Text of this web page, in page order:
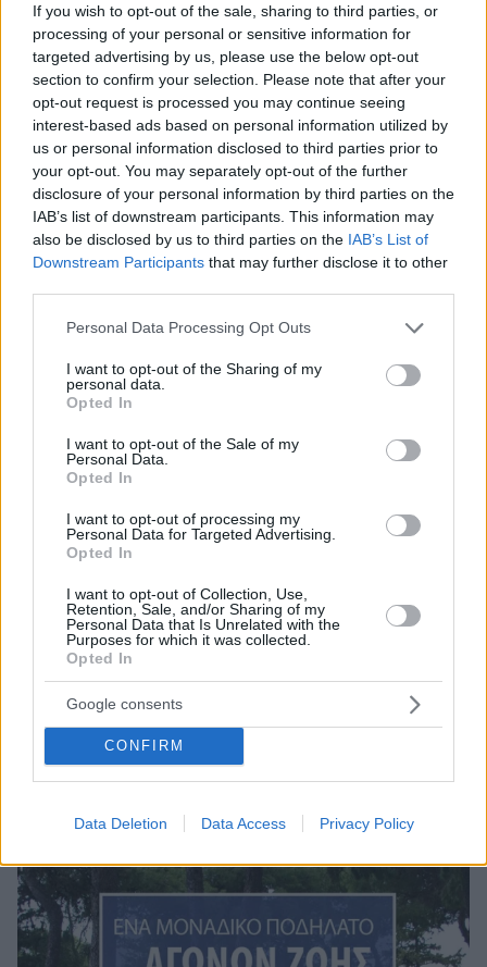
If you wish to opt-out of the sale, sharing to third parties, or
processing of your personal or sensitive information for
targeted advertising by us, please use the below opt-out
section to confirm your selection. Please note that after your
opt-out request is processed you may continue seeing
interest-based ads based on personal information utilized by
us or personal information disclosed to third parties prior to
your opt-out. You may separately opt-out of the further
disclosure of your personal information by third parties on the
IAB’s list of downstream participants. This information may
also be disclosed by us to third parties on the IAB’s List of
Downstream Participants that may further disclose it to other
Please note that this website/app uses one or more Google
not limited to your visit or usage behaviour. You may click to
grant or deny consent to Google and its third-party tags to
use your data for below specified purposes in below Google
consent section.
Personal Data Processing Opt Outs
I want to opt-out of the Sharing of my
personal data.
Opted In
I want to opt-out of the Sale of my
Personal Data.
Opted In
I want to opt-out of processing my
Personal Data for Targeted Advertising.
Opted In
I want to opt-out of Collection, Use,
Retention, Sale, and/or Sharing of my
Personal Data that Is Unrelated with the
Purposes for which it was collected.
Opted In
Google consents
CONFIRM
Data Deletion Data Access Privacy Policy
Η 13χρονη κόρη της Κριστίνα Άπλγκεϊτ διαγνώστηκε με
το σύνδρομο ορθοστατικής ταχυκαρδίας
Το μισώ αυτό για σένα, αγάπη μου, είπε η ηθοποιός
στην κόρη της
Πολλαπλή Σκλήρυνση και Μητρότητα: Το θαύμα που
συντελείται όταν η λογική συναντά το συναίσθημα
Μπορεί η Ιατρική να απέχει ακόμα από την ίαση της
Πολλαπλής Σκλήρυνσης αλλά έχει καταφέρει να
προσφέρει μια καλύτερη ποιότητα ζωής στους
ασθενείς, που δεν διστάζουν πια να «ζήσουν τη ζωή
ταμπού και αποκτώντας οικογένεια
19.09.2019, 12:58